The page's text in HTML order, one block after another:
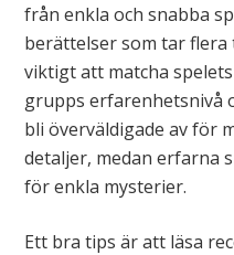
från enkla och snabba
berättelser som tar
viktigt att matcha
grupps erfarenhetsnivå
bli överväldigade av för
detaljer, medan erfarna
för enkla mysterier.
Ett bra tips är att läsa